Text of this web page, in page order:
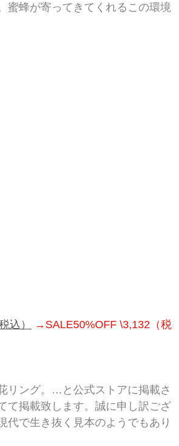
蜜蜂が寄ってきてくれるこの環境
込）
→SALE50%OFF \3,132（税
リング。…と公式ストアに掲載さ
て掲載致します。誠に申し訳ござ
代で生き抜く見本のようでもあり